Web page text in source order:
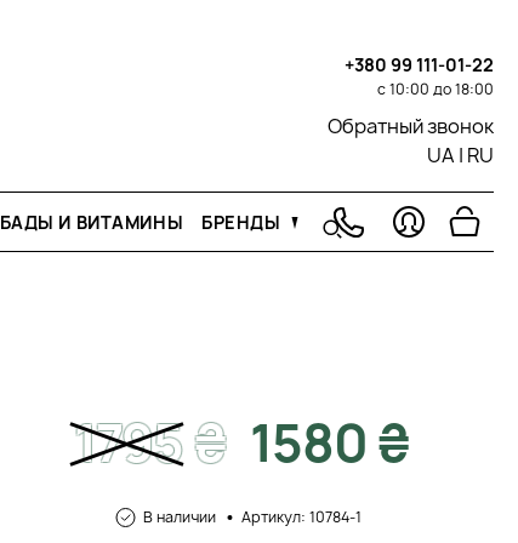
+380 99 111-01-22
с 10:00 до 18:00
Обратный звонок
UA | RU
БАДЫ И ВИТАМИНЫ БРЕНДЫ
1795₴ 1580 ₴
В наличии Артикул: 10784-1